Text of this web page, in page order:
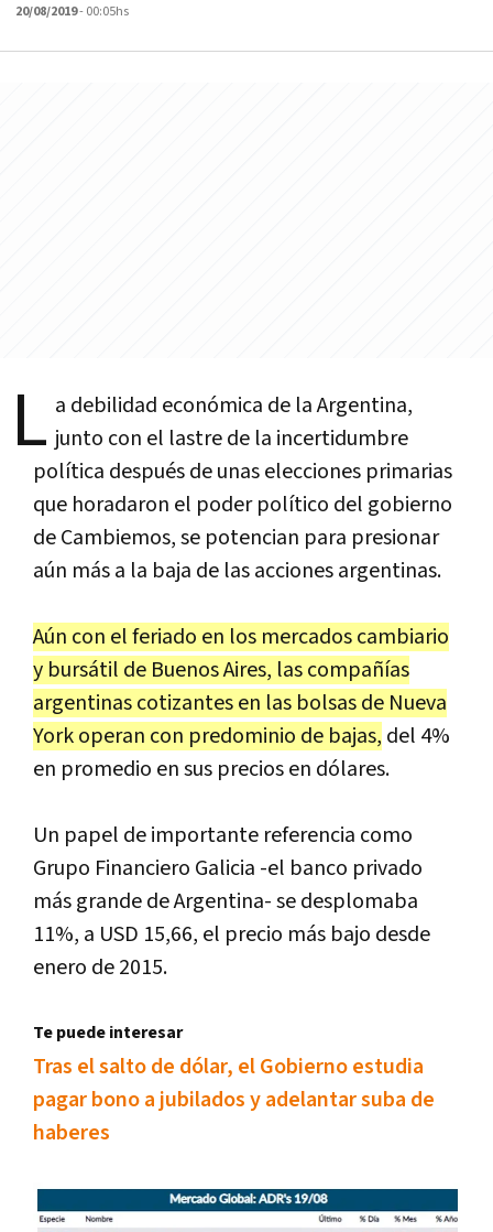
20/08/2019- 00:05hs
L a debilidad económica de la Argentina,
junto con el lastre de la incertidumbre
política después de unas elecciones primarias
que horadaron el poder político del gobierno
de Cambiemos, se potencian para presionar
aún más a la baja de las acciones argentinas.
Aún con el feriado en los mercados cambiario
y bursátil de Buenos Aires, las compañías
argentinas cotizantes en las bolsas de Nueva
York operan con predominio de bajas, del 4%
en promedio en sus precios en dólares.
Un papel de importante referencia como
Grupo Financiero Galicia -el banco privado
más grande de Argentina- se desplomaba
11%, a USD 15,66, el precio más bajo desde
enero de 2015.
Te puede interesar
Tras el salto de dólar, el Gobierno estudia
pagar bono a jubilados y adelantar suba de
haberes